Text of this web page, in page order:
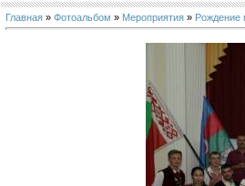
Главная » Фотоальбом » Мероприятия » Рождение